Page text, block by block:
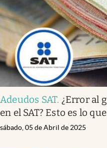
Adeudos SAT. ¿Error al
en el SAT? Esto es lo
sábado, 05 de Abril de 2025